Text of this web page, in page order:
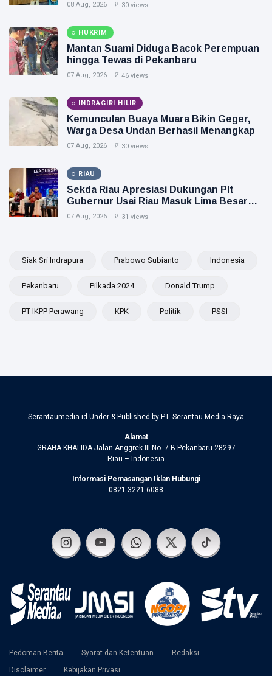
08 Aug, 2026 30 views
HUKRIM
Mantan Suami Diduga Bacok Perempuan
hingga Tewas di Pekanbaru
07 Aug, 2026 46 views
INDRAGIRI HILIR
Kemunculan Buaya Muara Bikin Geger,
Warga Desa Undan Berhasil Menangkap
07 Aug, 2026 30 views
RIAU
Sekda Riau Apresiasi Dukungan Plt
Gubernur Usai Riau Masuk Lima Besar
ADLG Awards 2026
07 Aug, 2026 31 views
Siak Sri Indrapura Prabowo Subianto Indonesia
Pekanbaru Pilkada 2024 Donald Trump
PT IKPP Perawang KPK Politik PSSI
Serantaumedia.id Under & Published by PT. Serantau Media Raya
Alamat
GRAHA KHALIDA Jalan Anggrek III No. 7-B Pekanbaru 28297
Riau – Indonesia
Informasi Pemasangan Iklan Hubungi
0821 3221 6088
Pedoman Berita Syarat dan Ketentuan
Redaksi
Disclaimer
Kebijakan Privasi